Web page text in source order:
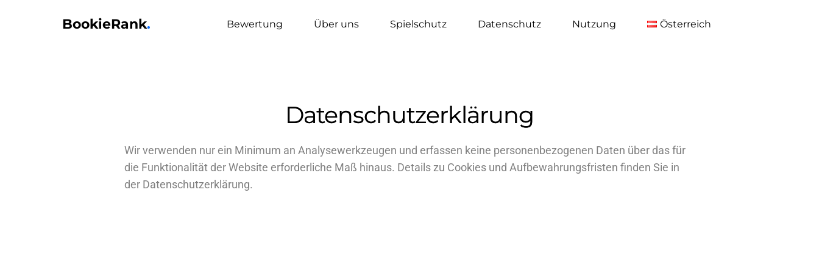
BookieRank. Bewertung Über uns Spielschutz Datenschutz Nutzung Österreich
Datenschutzerklärung
Wir verwenden nur ein Minimum an Analysewerkzeugen und erfassen keine personenbezogenen Daten über das für
die Funktionalität der Website erforderliche Maß hinaus. Details zu Cookies und Aufbewahrungsfristen finden Sie in
der Datenschutzerklärung.